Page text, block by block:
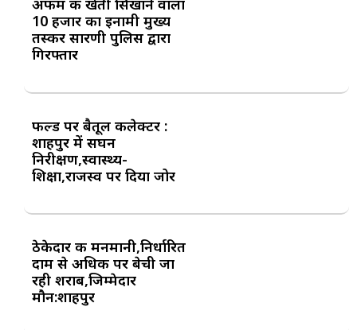
अफीम की खेती सिखाने वाला
10 हजार का इनामी मुख्य
तस्कर सारणी पुलिस द्वारा
गिरफ्तार
फील्ड पर बैतूल कलेक्टर :
शाहपुर में सघन
निरीक्षण,स्वास्थ्य-
शिक्षा,राजस्व पर दिया जोर
ठेकेदार की मनमानी,निर्धारित
दाम से अधिक पर बेची जा
रही शराब,जिम्मेदार
मौन:शाहपुर